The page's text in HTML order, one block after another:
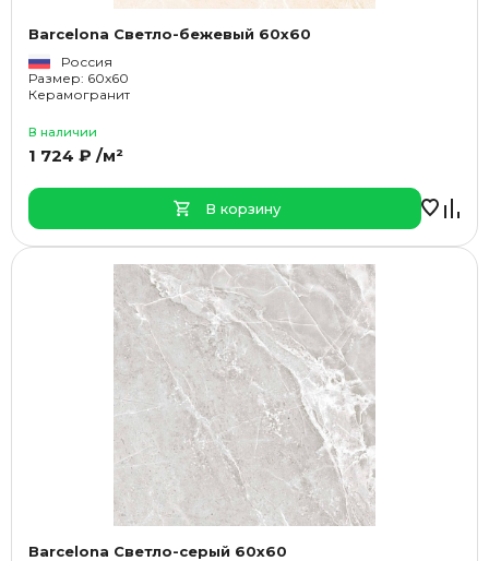
Barcelona Светло-бежевый 60x60
Россия
Размер: 60x60
Керамогранит
В наличии
1 724 ₽ /м²
В корзину
Barcelona Светло-серый 60x60